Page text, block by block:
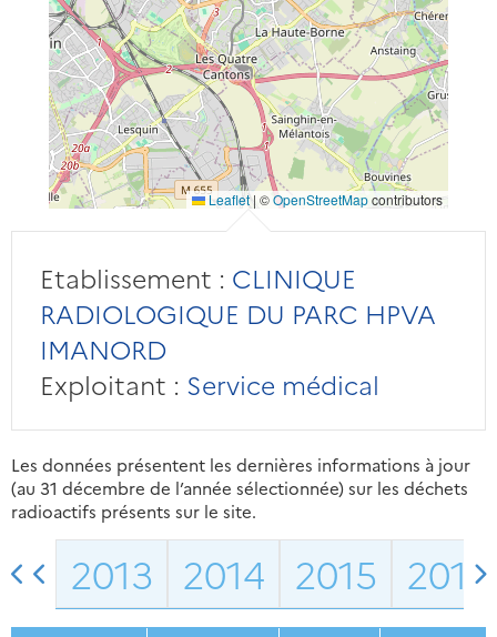
Leaflet| ©OpenStreetMapcontributors
Etablissement : CLINIQUE
RADIOLOGIQUE DU PARC HPVA
IMANORD
Exploitant : Service médical
Les données présentent les dernières informations à jour
(au 31 décembre de l’année sélectionnée) sur les déchets
radioactifs présents sur le site.
2013 2014 2015 2016